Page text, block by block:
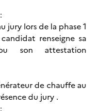
jury lors de la phase 1
renseigne sa
son attestation
de chauffe au
du jury .